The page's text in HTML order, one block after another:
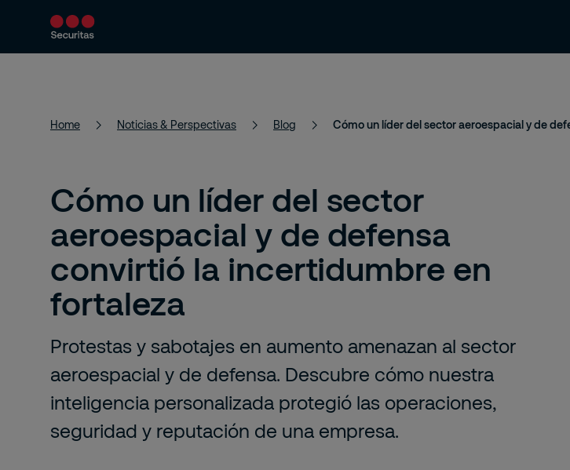
Productos y servicios Soluciones de seguridad Noticias & Perspectivas
Home Noticias & Perspectivas Blog
Cómo un líder del sector
aeroespacial y de defensa
convirtió la incertidumbre en
fortaleza
Protestas y sabotajes en aumento amenazan al sector
aeroespacial y de defensa. Descubre cómo nuestra
inteligencia personalizada protegió las operaciones,
seguridad y reputación de una empresa.